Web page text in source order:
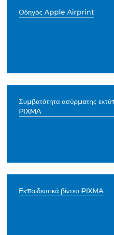
Οδηγός Apple Airprint
Συμβατότητα ασύρματης
PIXMA
Εκπαιδευτικά βίντεο PIXMA